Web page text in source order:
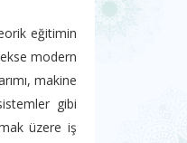
eğitimin
modern
makine
gibi
üzere iş